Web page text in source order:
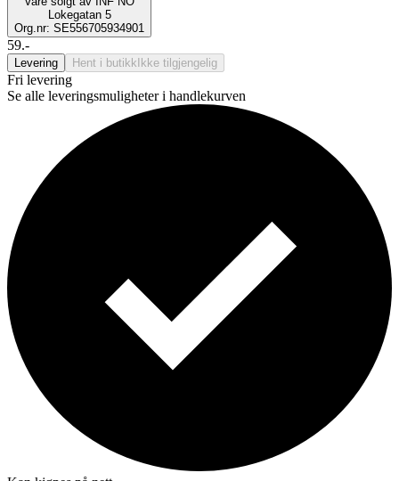
Lokegatan 5
Org.nr: SE556705934901
59.-
Levering Hent i butikk Ikke tilgjengelig
Fri levering
Se alle leveringsmuligheter i handlekurven